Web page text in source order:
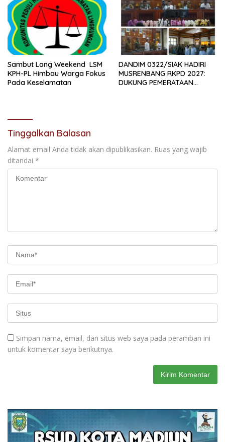
Sambut Long Weekend LSM
KPH-PL Himbau Warga Fokus
Pada Keselamatan
DANDIM 0322/SIAK HADIRI
MUSRENBANG RKPD 2027:
DUKUNG PEMERATAAN
Tinggalkan Balasan
Alamat email Anda tidak akan dipublikasikan. Ruas yang wajib
ditandai *
Simpan nama, email, dan situs web saya pada peramban ini
untuk komentar saya berikutnya.